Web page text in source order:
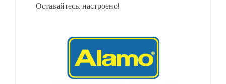
Оставайтесь. настроено!